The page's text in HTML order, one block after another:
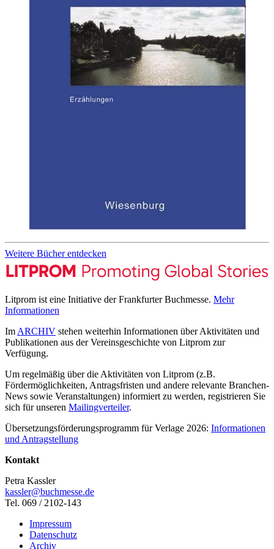
Weitere Bücher entdecken
Litprom ist eine Initiative der Frankfurter Buchmesse. Mehr
Informationen
Im ARCHIV stehen weiterhin Informationen über Aktivitäten und
Publikationen aus der Vereinsgeschichte von Litprom zur
Verfügung.
Um regelmäßig über die Aktivitäten von Litprom (z.B.
Fördermöglichkeiten, Antragsfristen und andere relevante Branchen-
News sowie Veranstaltungen) informiert zu werden, registrieren Sie
sich für unseren Mailingverteiler.
Übersetzungsförderungsprogramm für Verlage 2026: Informationen
und Antragstellung
Kontakt
Petra Kassler
kassler@buchmesse.de
Tel. 069 / 2102-143
Impressum
Datenschutz
Archiv